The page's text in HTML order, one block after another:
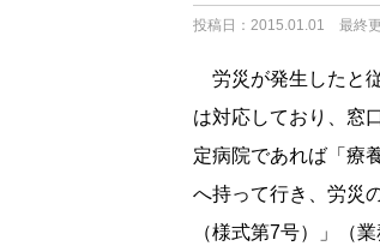
投稿日：2015.01.01 最終
労災が発生したと
は対応しており、窓
定病院であれば「療
へ持って行き、労災
（様式第7号）」（